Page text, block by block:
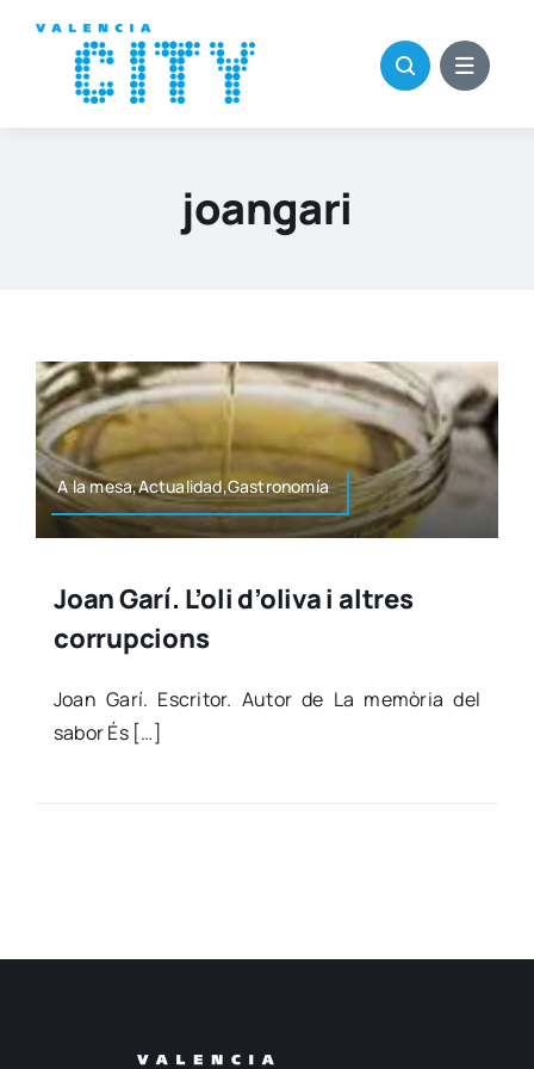
contenido
joangari
A la mesa,Actualidad,Gastronomía
Joan Garí. L’oli d’oliva i altres
corrupcions
Joan Garí. Escri­tor. Autor de La memò­ria del
sabor És […]